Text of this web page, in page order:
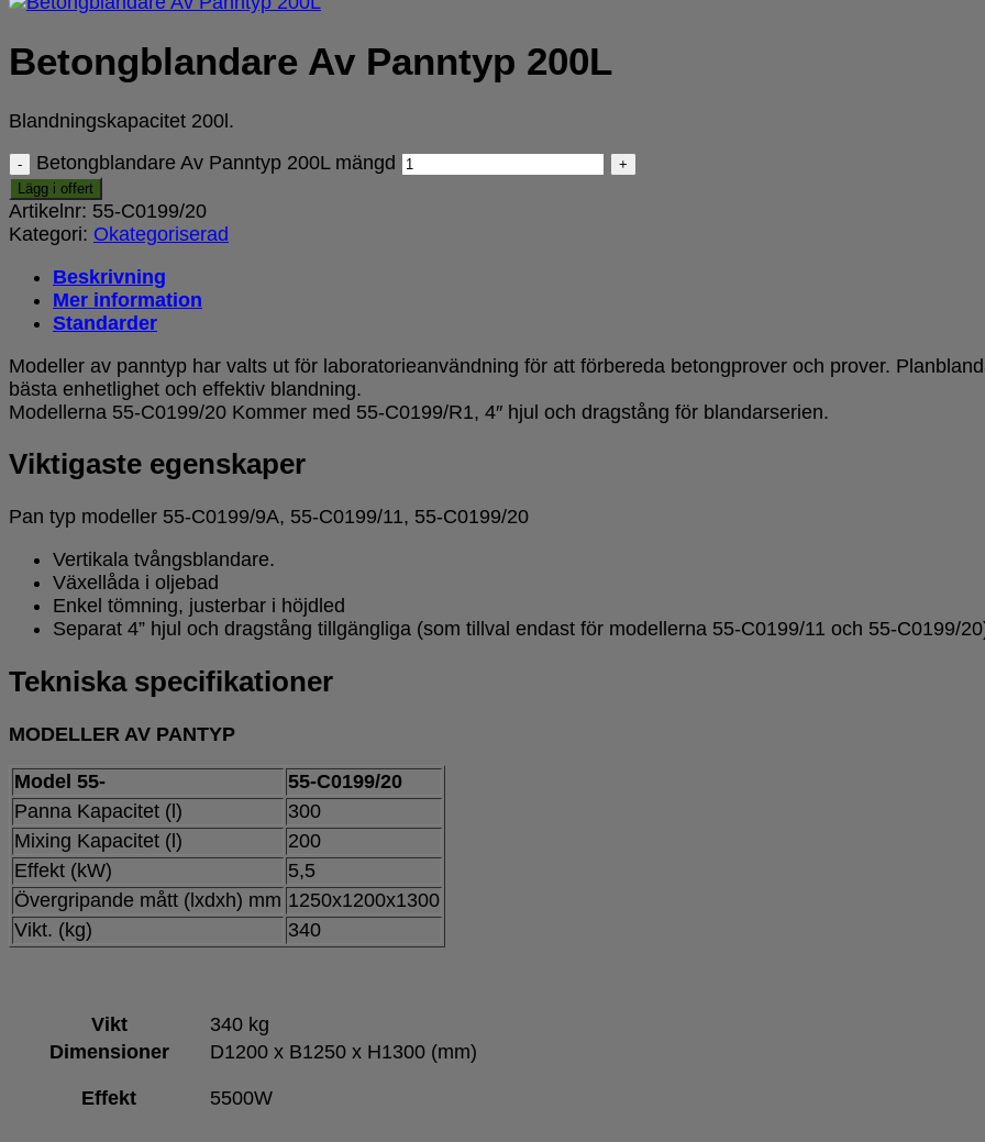
Betongblandare Av Panntyp 200L
Blandningskapacitet 200l.
Betongblandare Av Panntyp 200L mängd
Lägg i offert
Artikelnr: 55-C0199/20
Kategori: Okategoriserad
Beskrivning
Mer information
Standarder
Modeller av panntyp har valts ut för laboratorieanvändning för att förbereda betongprover och prover.
bästa enhetlighet och effektiv blandning.
Modellerna 55-C0199/20 Kommer med 55-C0199/R1, 4″ hjul och dragstång för blandarserien.
Viktigaste egenskaper
Pan typ modeller 55-C0199/9A, 55-C0199/11, 55-C0199/20
Vertikala tvångsblandare.
Växellåda i oljebad
Enkel tömning, justerbar i höjdled
Separat 4” hjul och dragstång tillgängliga (som tillval endast för modellerna 55-C0199/11 och 55-C0199/
Tekniska specifikationer
MODELLER AV PANTYP
Model 55-
55-C0199/20
Panna Kapacitet (l)
300
Mixing Kapacitet (l)
200
Effekt (kW)
5,5
Övergripande mått (lxdxh) mm 1250x1200x1300
Vikt. (kg)
340
Vikt
340 kg
Dimensioner
D1200 x B1250 x H1300 (mm)
Effekt 5500W